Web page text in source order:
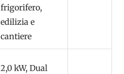
frigorifero,
edilizia e
cantiere
2,0 kW, Dual